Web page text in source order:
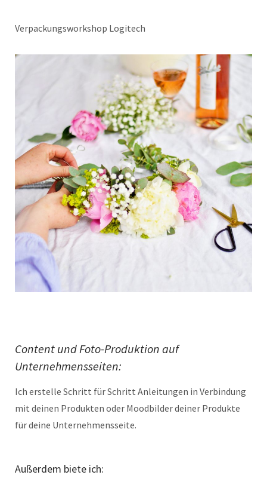
Verpackungsworkshop Logitech
Content und Foto-Produktion auf
Unternehmensseiten:
Ich erstelle Schritt für Schritt Anleitungen in Verbindung
mit deinen Produkten oder Moodbilder deiner Produkte
für deine Unternehmensseite.
Außerdem biete ich: